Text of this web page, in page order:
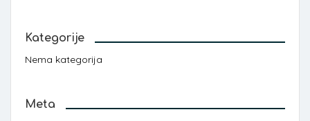
Kategorije
Nema kategorija
Meta